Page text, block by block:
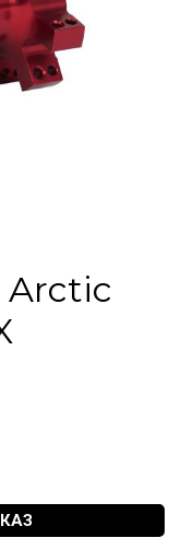
Arctic